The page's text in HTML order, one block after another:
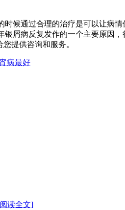
候通过合理的治疗是可以让病
屑病反复发作的一个主要原因
提供咨询和服务。
病最好
读全文]